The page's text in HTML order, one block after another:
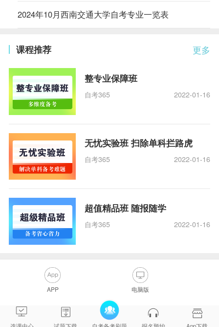
2024年10月西南交通大学自考专业一览表
更多
课程推荐
整专业保障班
自考365 2022-01-16
无忧实验班 扫除单科拦路虎
自考365 2022-01-16
超值精品班 随报随学
自考365 2022-01-16
APP 电脑版